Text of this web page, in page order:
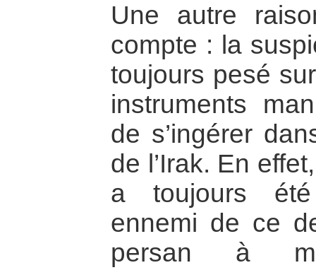
Une autre
compte : la
toujours pesé
instruments
de s’ingérer
de l’Irak. En
a toujours été
ennemi de ce
persan à